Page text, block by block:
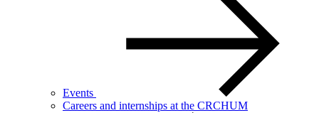
Events
Careers and internships at the CRCHUM